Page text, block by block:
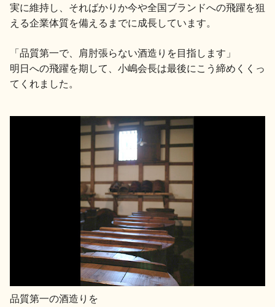
実に維持し、そればかりか今や全国ブランドへの飛躍を狙
える企業体質を備えるまでに成長しています。
「品質第一で、肩肘張らない酒造りを目指します」
明日への飛躍を期して、小嶋会長は最後にこう締めくくっ
てくれました。
品質第一の酒造りを